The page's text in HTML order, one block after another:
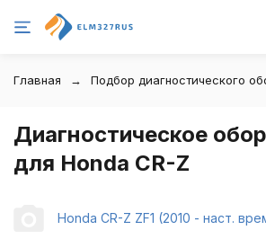
Главная Подбор диагностического
Диагностическое
для Honda CR-Z
Honda CR-Z ZF1 (2010 - наст.